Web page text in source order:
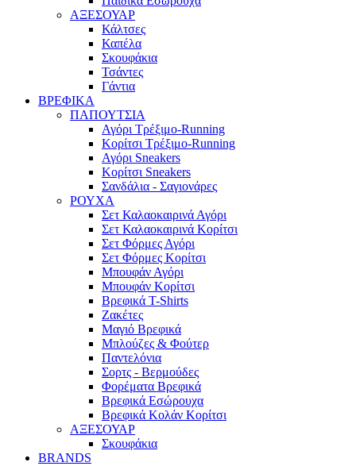
ΑΞΕΣΟΥΑΡ
Κάλτσες
Καπέλα
Σκουφάκια
Τσάντες
Γάντια
ΒΡΕΦΙΚΑ
ΠΑΠΟΥΤΣΙΑ
Αγόρι Τρέξιμο-Running
Κορίτσι Τρέξιμο-Running
Αγόρι Sneakers
Κορίτσι Sneakers
Σανδάλια - Σαγιονάρες
ΡΟΥΧΑ
Σετ Καλαοκαιρινά Αγόρι
Σετ Καλαοκαιρινά Κορίτσι
Σετ Φόρμες Αγόρι
Σετ Φόρμες Κορίτσι
Mπουφάν Αγόρι
Mπουφάν Κορίτσι
Βρεφικά T-Shirts
Ζακέτες
Μαγιό Βρεφικά
Mπλούζες & Φούτερ
Παντελόνια
Σορτς - Βερμούδες
Φορέματα Βρεφικά
Βρεφικά Εσώρουχα
Βρεφικά Κολάν Κορίτσι
ΑΞΕΣΟΥΑΡ
Σκουφάκια
BRANDS